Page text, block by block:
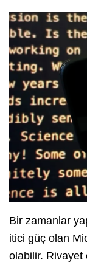
Bir zamanlar
itici güç olan
olabilir. Rivayet